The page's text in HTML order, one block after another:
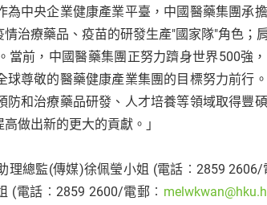
中央企業健康產業平臺，中國醫藥集團承
治療藥品、疫苗的研發生產"國家隊"角色；
當前，中國醫藥集團正努力躋身世界500強
尊敬的醫藥健康產業集團的目標努力前行
和治療藥品研發、人才培養等領域取得豐
做出新的更大的貢獻。」
總監(傳媒)徐佩瑩小姐 (電話︰2859 2606/
(電話︰2859 2600/電郵︰